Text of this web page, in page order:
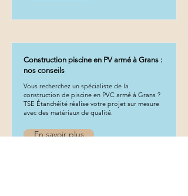
Construction piscine en PV armé à Grans :
nos conseils
Vous recherchez un spécialiste de la
construction de piscine en PVC armé à Grans ?
TSE Étanchéité réalise votre projet sur mesure
avec des matériaux de qualité.
En savoir plus